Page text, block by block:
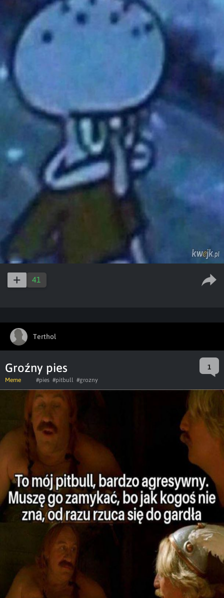
41
Terthol
Groźny pies 1
Meme #pies #pitbull #grozny